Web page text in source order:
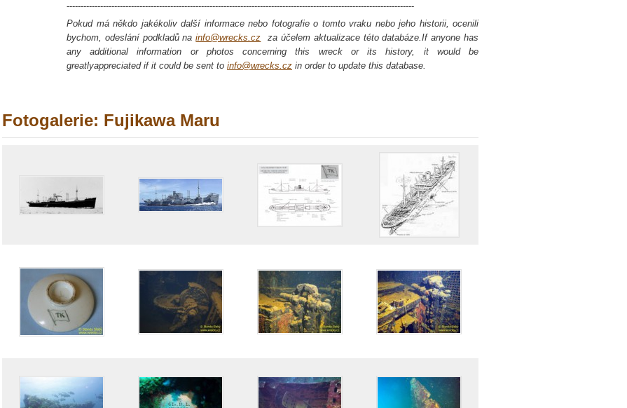
----------------------------------------------------------------------------------------------------------------------------
Pokud má někdo jakékoliv další informace nebo fotografie o tomto vraku nebo jeho historii, ocenili
bychom, odeslání podkladů nainfo@wrecks.cz za účelem aktualizace této databáze.If anyone has
any additional information or photos concerning this wreck or its history, it would be
greatlyappreciated if it could be sent to info@wrecks.cz in order to update this database.
Fotogalerie: Fujikawa Maru